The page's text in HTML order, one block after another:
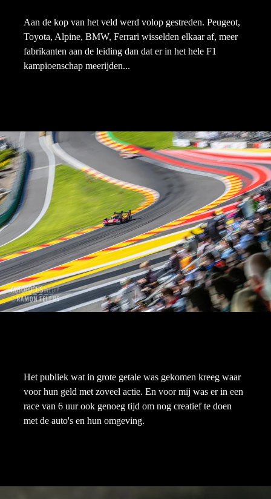
Aan de kop van het veld werd volop gestreden. Peugeot,
Toyota, Alpine, BMW, Ferrari wisselden elkaar af, meer
fabrikanten aan de leiding dan dat er in het hele F1
kampioenschap meerijden...
Het publiek wat in grote getale was gekomen kreeg waar
voor hun geld met zoveel actie. En voor mij was er in een
race van 6 uur ook genoeg tijd om nog creatief te doen
met de auto's en hun omgeving.